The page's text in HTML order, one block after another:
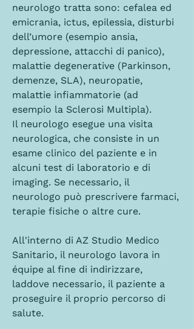
neurologo tratta sono: cefalea ed
emicrania, ictus, epilessia, disturbi
dell’umore (esempio ansia,
depressione, attacchi di panico),
malattie degenerative (Parkinson,
demenze, SLA), neuropatie,
malattie infiammatorie (ad
esempio la Sclerosi Multipla).
Il neurologo esegue una visita
neurologica, che consiste in un
esame clinico del paziente e in
alcuni test di laboratorio e di
imaging. Se necessario, il
neurologo può prescrivere farmaci,
terapie fisiche o altre cure.
All'interno di AZ Studio Medico
Sanitario, il neurologo lavora in
équipe al fine di indirizzare,
laddove necessario, il paziente a
proseguire il proprio percorso di
salute.